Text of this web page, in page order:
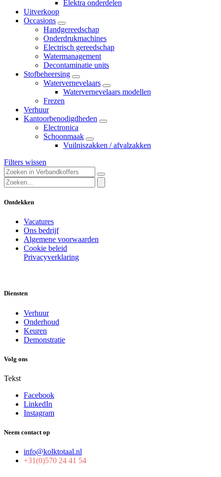
Elektra onderdelen
Uitverkoop
Occasions
Handgereedschap
Onderdrukmachines
Electrisch gereedschap
Watermanagement
Decontaminatie units
Stofbeheersing
Watervernevelaars
Watervernevelaars modellen
Frezen
Verhuur
Kantoorbenodigdheden
Electronica
Schoonmaak
Vuilniszakken / afvalzakken
Filters wissen
Ontdekken
Vacatures
Ons bedrijf
Algemene voorwaarden
Cookie beleid
Privacyverklaring
Diensten
Verhuur
Onderhoud
Keuren
Demonstratie
Volg ons
Tekst
Facebook
LinkedIn
Instagram
Neem contact op
info@kolktotaal.nl
+31(0)570 24 41 54